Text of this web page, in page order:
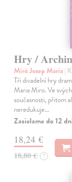
Hry /
Miró Josep Maria|
Tři divadelní hry
Maria Miro. Ve
současnosti, přitom
neredukuje…
Zasielame do 12
18,24 €
18,80 € ?